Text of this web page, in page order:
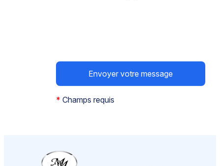
* Champs requis